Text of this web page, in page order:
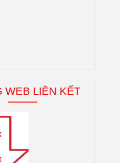
WEB LIÊN KẾT